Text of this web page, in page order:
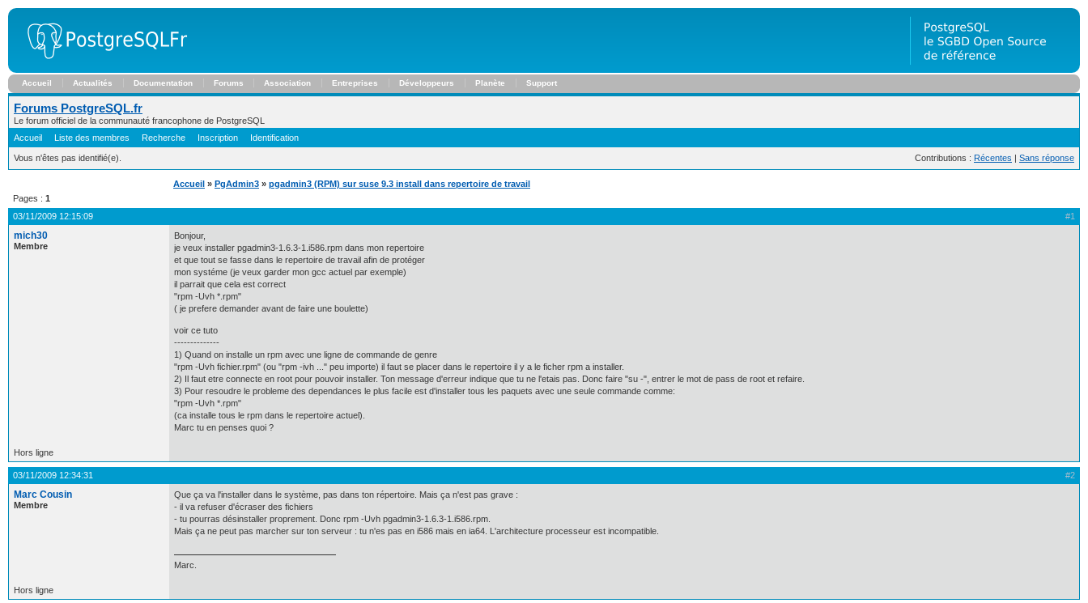
Accueil Actualités Documentation Forums Association Entreprises Développeurs Planète Support
Forums PostgreSQL.fr
Le forum officiel de la communauté francophone de PostgreSQL
Accueil
Liste des membres Recherche Inscription Identification
Vous n'êtes pas identifié(e). Contributions : Récentes | Sans réponse
Accueil » PgAdmin3 » pgadmin3 (RPM) sur suse 9.3 install dans repertoire de travail
Pages : 1
#1
03/11/2009 12:15:09
mich30
Membre
Bonjour,
je veux installer pgadmin3-1.6.3-1.i586.rpm dans mon repertoire
et que tout se fasse dans le repertoire de travail afin de protéger
mon systéme (je veux garder mon gcc actuel par exemple)
il parrait que cela est correct
"rpm -Uvh *.rpm"
( je prefere demander avant de faire une boulette)
voir ce tuto
--------------
1) Quand on installe un rpm avec une ligne de commande de genre
"rpm -Uvh fichier.rpm" (ou "rpm -ivh ..." peu importe) il faut se placer dans le repertoire il y a le ficher rpm a installer.
2) Il faut etre connecte en root pour pouvoir installer. Ton message d'erreur indique que tu ne l'etais pas. Donc faire "su -", entrer le mot de pass de root et refaire.
3) Pour resoudre le probleme des dependances le plus facile est d'installer tous les paquets avec une seule commande comme:
"rpm -Uvh *.rpm"
(ca installe tous le rpm dans le repertoire actuel).
Marc tu en penses quoi ?
Hors ligne
#2
03/11/2009 12:34:31
Marc Cousin
Membre
Que ça va l'installer dans le système, pas dans ton répertoire. Mais ça n'est pas grave :
- il va refuser d'écraser des fichiers
- tu pourras désinstaller proprement. Donc rpm -Uvh pgadmin3-1.6.3-1.i586.rpm.
Mais ça ne peut pas marcher sur ton serveur : tu n'es pas en i586 mais en ia64. L'architecture processeur est incompatible.
Marc.
Hors ligne